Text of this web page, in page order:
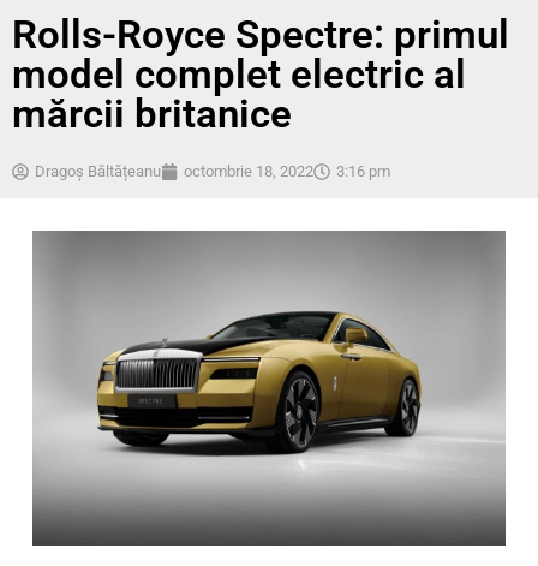
Rolls-Royce Spectre: primul
model complet electric al
mărcii britanice
Dragoș Băltățeanu octombrie 18, 2022 3:16 pm